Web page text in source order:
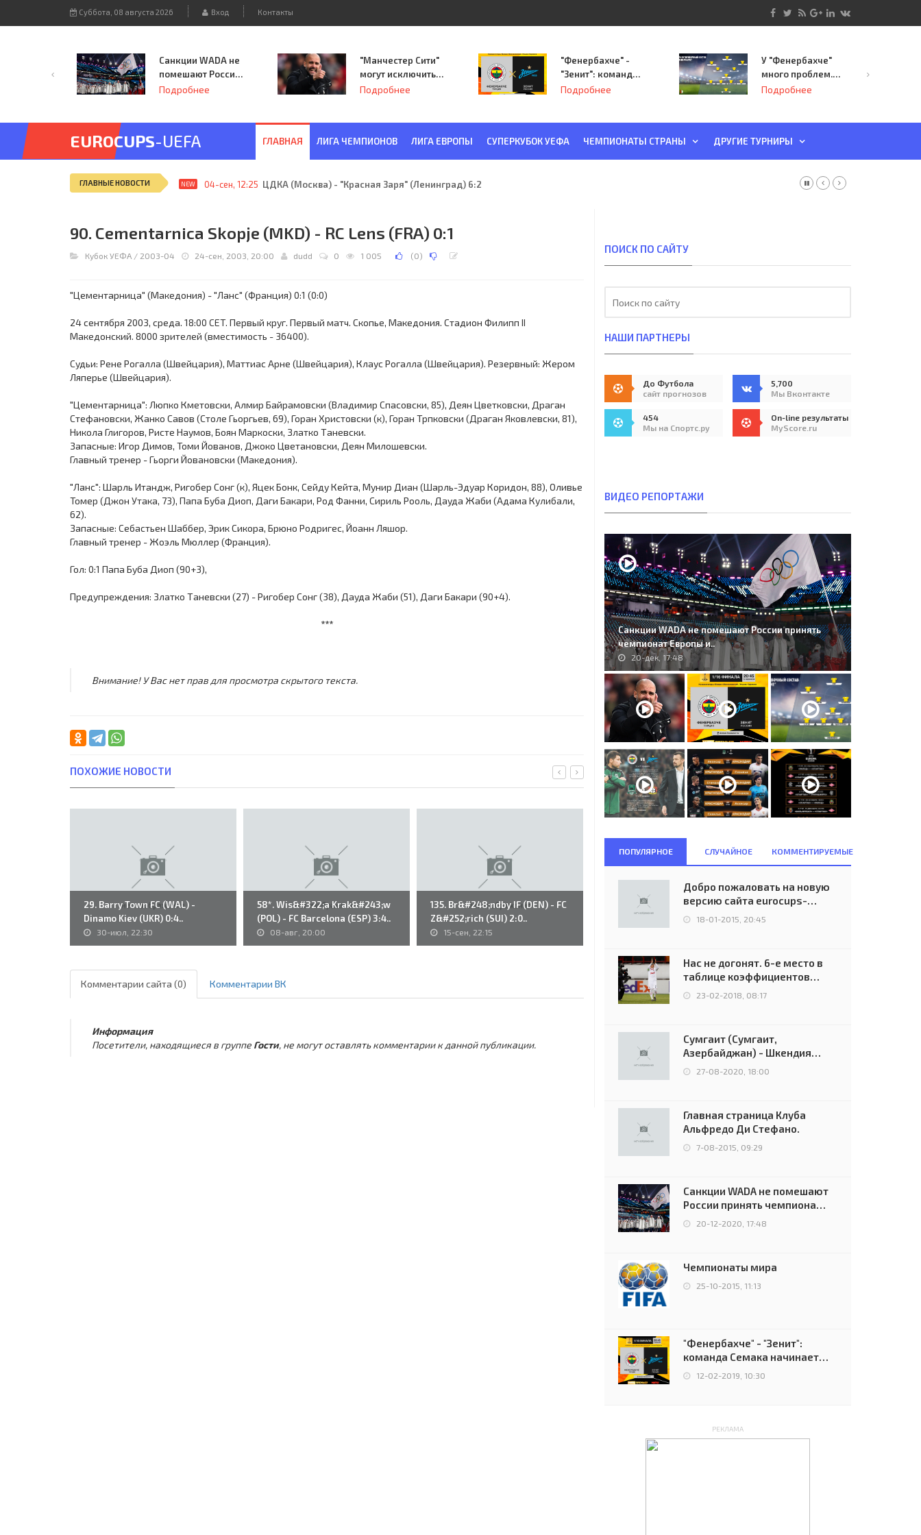
Суббота, 08 августа 2026 Вход Контакты
Санкции WADA не
помешают России
принять
Подробнее
"Манчестер Сити"
могут исключить
из Лиги
Подробнее
"Фенербахче" -
"Зенит": команда
Семака начинает
Подробнее
У "Фенербахче"
много проблем.
Но он опасен для
Подробнее
EUROCUPS-UEFA ГЛАВНАЯ ЛИГА ЧЕМПИОНОВ ЛИГА ЕВРОПЫ СУПЕРКУБОК УЕФА ЧЕМПИОНАТЫ СТРАНЫ ДРУГИЕ ТУРНИРЫ
ГЛАВНЫЕ НОВОСТИ NEW 04-сен, 12:25 ЦДКА (Москва) - "Красная Заря" (Ленинград) 6:2
90. Cementarnica Skopje (MKD) - RC Lens (FRA) 0:1
Кубок УЕФА / 2003-04 24-сен, 2003, 20:00 dudd 0 1 005 (0)
"Цементарница" (Македония) - "Ланс" (Франция) 0:1 (0:0)
24 сентября 2003, среда. 18:00 CET. Первый круг. Первый матч. Скопье, Македония. Стадион Филипп II
Македонский. 8000 зрителей (вместимость - 36400).
Судьи: Рене Рогалла (Швейцария), Маттиас Арне (Швейцария), Клаус Рогалла (Швейцария). Резервный: Жером
Ляперье (Швейцария).
"Цементарница": Люпко Кметовски, Алмир Байрамовски (Владимир Спасовски, 85), Деян Цветковски, Драган
Стефановски, Жанко Савов (Столе Гьоргьев, 69), Горан Христовски (к), Горан Трпковски (Драган Яковлевски, 81),
Никола Глигоров, Ристе Наумов, Боян Маркоски, Златко Таневски.
Запасные: Игор Димов, Томи Йованов, Джоко Цветановски, Деян Милошевски.
Главный тренер - Гьорги Йовановски (Македония).
"Ланс": Шарль Итандж, Ригобер Сонг (к), Яцек Бонк, Сейду Кейта, Мунир Диан (Шарль-Эдуар Коридон, 88), Оливье
Томер (Джон Утака, 73), Папа Буба Диоп, Даги Бакари, Род Фанни, Сириль Рооль, Дауда Жаби (Адама Кулибали,
62).
Запасные: Себастьен Шаббер, Эрик Сикора, Брюно Родригес, Йоанн Ляшор.
Главный тренер - Жоэль Мюллер (Франция).
Гол: 0:1 Папа Буба Диоп (90+3),
Предупреждения: Златко Таневски (27) - Ригобер Сонг (38), Дауда Жаби (51), Даги Бакари (90+4).
***
Внимание! У Вас нет прав для просмотра скрытого текста.
ПОХОЖИЕ НОВОСТИ
29. Barry Town FC (WAL) -
Dinamo Kiev (UKR) 0:4..
30-июл, 22:30
58*. Wis&#322;a Krak&#243;w
(POL) - FC Barcelona (ESP) 3:4..
08-авг, 20:00
135. Br&#248;ndby IF (DEN) - FC
Z&#252;rich (SUI) 2:0..
15-сен, 22:15
466. AZ Alkmaar (NED) -
Valencia CF (ESP) 2:1..
30. Vikingur (FRO) - FC Daugava
Комментарии сайта (0) Комментарии ВК
Информация
Посетители, находящиеся в группе Гости, не могут оставлять комментарии к данной публикации.
ПОИСК ПО САЙТУ
НАШИ ПАРТНЕРЫ
До Футбола
сайт прогнозов
5,700
Мы Вконтакте
454
Мы на Спортс.ру
On-line результаты
MyScore.ru
ВИДЕО РЕПОРТАЖИ
Санкции WADA не помешают России принять
чемпионат Европы и..
20-дек, 17:48
ПОПУЛЯРНОЕ СЛУЧАЙНОЕ КОММЕНТИРУЕМЫЕ
Добро пожаловать на новую
версию сайта eurocups-
uefa.ru
18-01-2015, 20:45
Нас не догонят. 6-е место в
таблице коэффициентов
УЕФА остаётся за Россией
23-02-2018, 08:17
Сумгаит (Сумгаит,
Азербайджан) - Шкендия
(Тетово, Северная
Македония) - 0:2 (0:0)
27-08-2020, 18:00
Главная страница Клуба
Альфредо Ди Стефано.
7-08-2015, 09:29
Санкции WADA не помешают
России принять чемпионат
Европы и финал Лиги
чемпионов.
20-12-2020, 17:48
Чемпионаты мира
25-10-2015, 11:13
"Фенербахче" - "Зенит":
команда Семака начинает
путь в плей-офф Лиги
12-02-2019, 10:30
РЕКЛАМА